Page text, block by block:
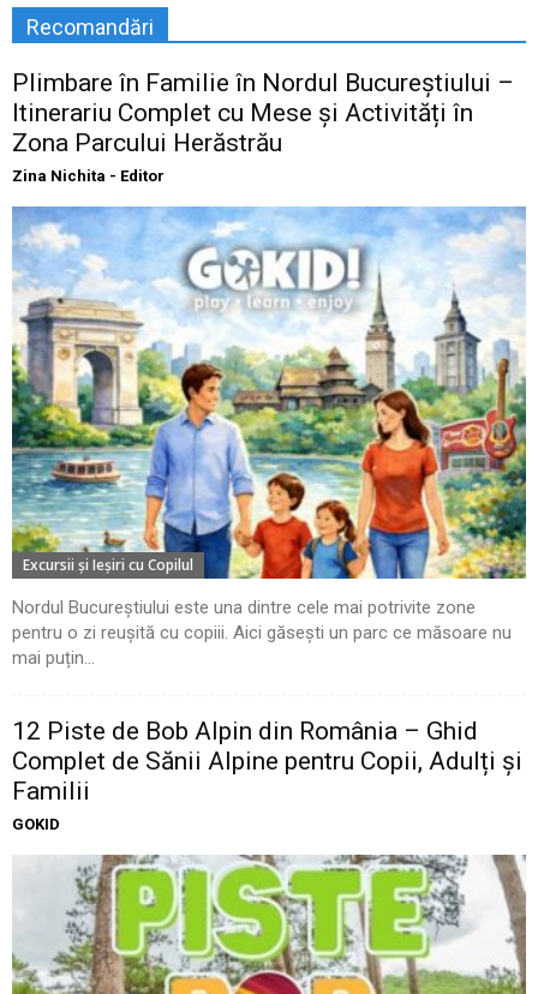
Recomandări
Plimbare în Familie în Nordul Bucureștiului –
Itinerariu Complet cu Mese și Activități în
Zona Parcului Herăstrău
Zina Nichita - Editor
Excursii şi Ieşiri cu Copilul
Nordul Bucureștiului este una dintre cele mai potrivite zone
pentru o zi reușită cu copiii. Aici găsești un parc ce măsoare nu
mai puțin...
12 Piste de Bob Alpin din România – Ghid
Complet de Sănii Alpine pentru Copii, Adulți și
Familii
GOKID